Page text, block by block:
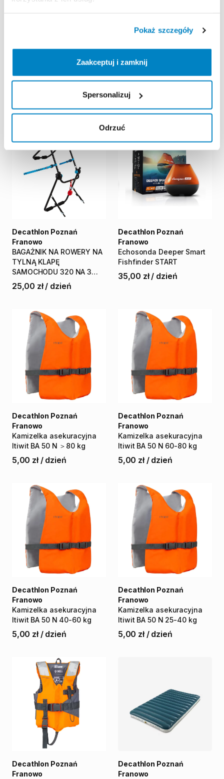
Pokaż szczegóły
Zaakceptuj i zamknij
Spersonalizuj
Odrzuć
turystyczne
Deuter Kid Comfort 1 Plus
Decathlon Poznań
Bagażnik
dach Aguri Acuda II
Decathlon Poznań
Franowo
15,00 zł
BAGAŻNIK NA ROWERY NA
TYLNĄ KLAPĘ
SAMOCHODU 320 NA 3
ROWERY
Decathlon Poznań
Franowo
25,00 zł / dzień
Echosonda Deeper Smart
Fishfinder START
Decathlon Poznań
Franowo
35,00 zł / dzień
Kamizelka asekuracyjna
Itiwit BA 50 N ＞80 kg
Decathlon Poznań
Franowo
5,00 zł / dzień
Kamizelka asekuracyjna
Itiwit BA 50 N 60-80 kg
Decathlon Poznań
Franowo
5,00 zł / dzień
Kamizelka asekuracyjna
Itiwit BA 50 N 40-60 kg
Decathlon Poznań
Franowo
5,00 zł / dzień
Kamizelka asekuracyjna
Itiwit BA 50 N 25-40 kg
Decathlon Poznań
Franowo
5,00 zł / dzień
Decathlon Poznań
Franowo
Decathlon Poznań
Franowo